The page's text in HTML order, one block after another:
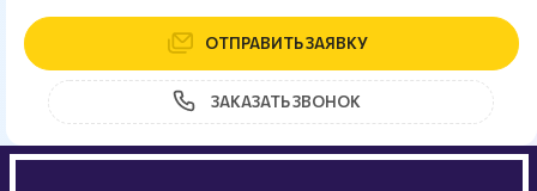
ОТПРАВИТЬ ЗАЯВКУ
ЗАКАЗАТЬ ЗВОНОК